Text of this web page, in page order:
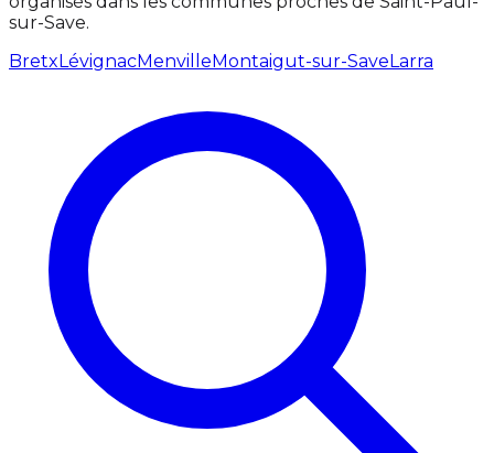
sur-Save.
BretxLévignacMenvilleMontaigut-sur-SaveLarra